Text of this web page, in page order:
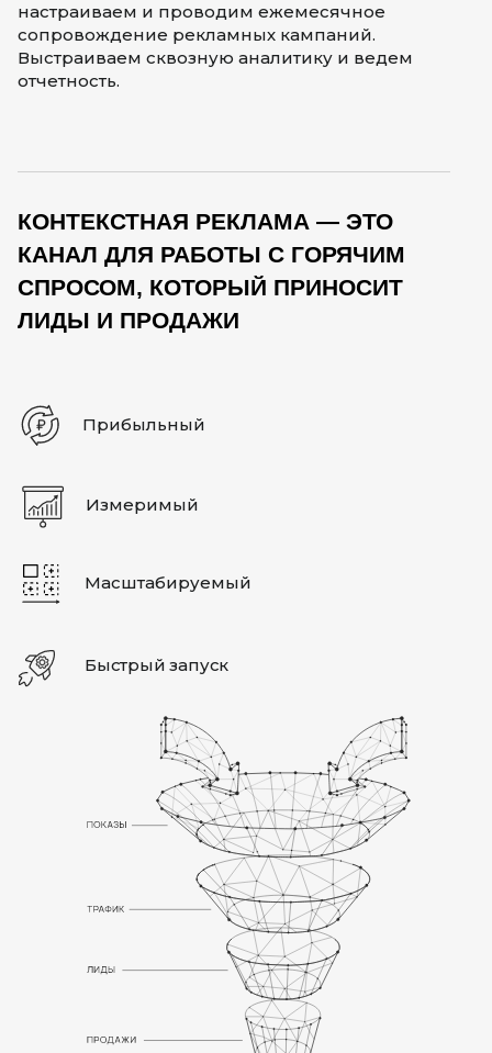
КОНТЕКСТНАЯ РЕКЛАМА — ЭТО
КАНАЛ ДЛЯ РАБОТЫ С ГОРЯЧИМ
СПРОСОМ, КОТОРЫЙ ПРИНОСИТ
ЛИДЫ И ПРОДАЖИ
Прибыльный
Измеримый
Масштабируемый
Быстрый запуск
настраиваем и проводим ежемесячное
сопровождение рекламных кампаний.
Выстраиваем сквозную аналитику и ведем
отчетность.